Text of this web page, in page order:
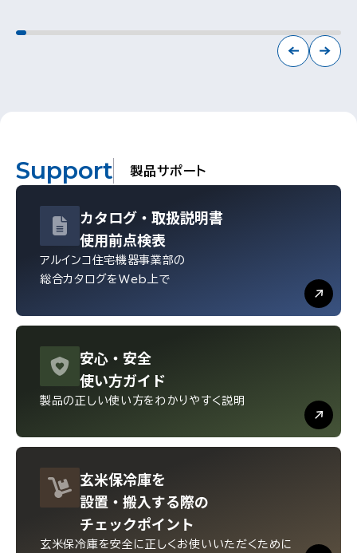
Support 製品サポート
カタログ・ 取扱説明書
使用前点検表
アルインコ住宅機器事業部の
総合カタログをWeb上で
安心・ 安全
使い方ガイド
製品の正しい使い方を わかりやすく説明
玄米保冷庫を
設置・ 搬入する際の
チェックポイント
玄米保冷庫を安全に正しくお使いいただくために